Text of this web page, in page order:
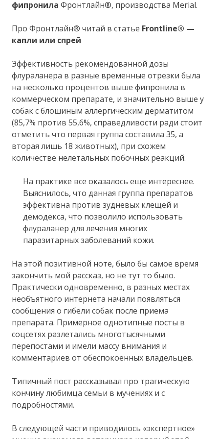
фипронила Фронтлайн®, производства Merial.
Про Фронтлайн® читай в статье Frontline® —
капли или спрей
Эффективность рекомендованной дозы
флураланера в разные временные отрезки была
на несколько процентов выше фипронила в
коммерческом препарате, и значительно выше у
собак с блошиным аллергическим дерматитом
(85,7% против 55,6%, справедливости ради стоит
отметить что первая группа составила 35, а
вторая лишь 18 животных), при схожем
количестве нелетальных побочных реакций.
На практике все оказалось еще интереснее.
Выяснилось, что данная группа препаратов
эффективна против зудневых клещей и
демодекса, что позволило использовать
флураланер для лечения многих
паразитарных заболеваний кожи.
На этой позитивной ноте, было бы самое время
закончить мой рассказ, но не тут то было.
Практически одновременно, в разных местах
необъятного интернета начали появляться
сообщения о гибели собак после приема
препарата. Примерное однотипные посты в
соцсетях разлетались многотысячными
перепостами и имели массу внимания и
комментариев от обеспокоенных владельцев.
Типичный пост рассказывал про трагическую
кончину любимца семьи в мучениях и с
подробностями.
В следующей части приводилось «экспертное»